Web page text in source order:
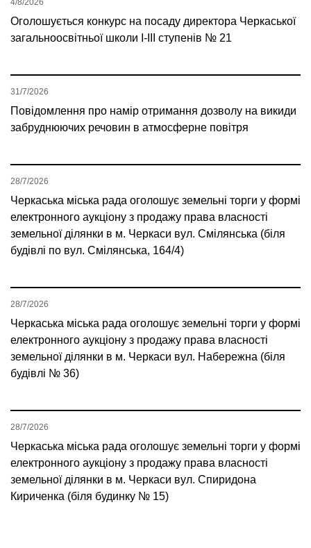
Оголошується конкурс на посаду директора Черкаської
загальноосвітньої школи І-ІІІ ступенів № 21
Повідомлення про намір отримання дозволу на викиди
забруднюючих речовин в атмосферне повітря
31/7/2026
Черкаська міська рада оголошує земельні торги у формі
електронного аукціону з продажу права власності
земельної ділянки в м. Черкаси вул. Смілянська (біля
будівлі по вул. Смілянська, 164/4)
28/7/2026
Черкаська міська рада оголошує земельні торги у формі
електронного аукціону з продажу права власності
земельної ділянки в м. Черкаси вул. Набережна (біля
будівлі № 36)
28/7/2026
Черкаська міська рада оголошує земельні торги у формі
електронного аукціону з продажу права власності
земельної ділянки в м. Черкаси вул. Спиридона
Кириченка (біля будинку № 15)
28/7/2026